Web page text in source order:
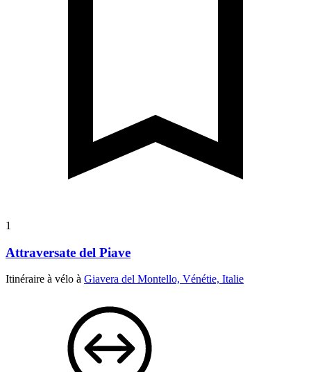
1
Attraversate del Piave
Itinéraire à vélo à Giavera del Montello, Vénétie, Italie